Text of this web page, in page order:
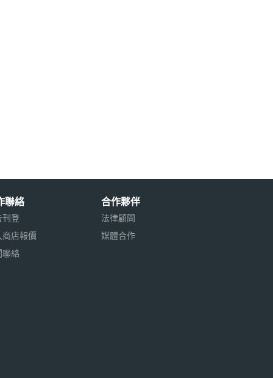
聯絡
刊登
商店報價
聯絡
合作夥伴
法律顧問
媒體合作